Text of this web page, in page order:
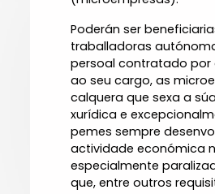
Poderán ser
traballadoras
persoal contratado por
ao seu cargo, as
calquera que sexa a
xurídica e
pemes sempre
actividade económica
especialmente
que, entre outros